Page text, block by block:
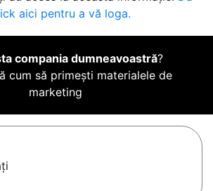
aici pentru a vă loga.
compania dumneavoastră?
cum să primești materialele de
marketing